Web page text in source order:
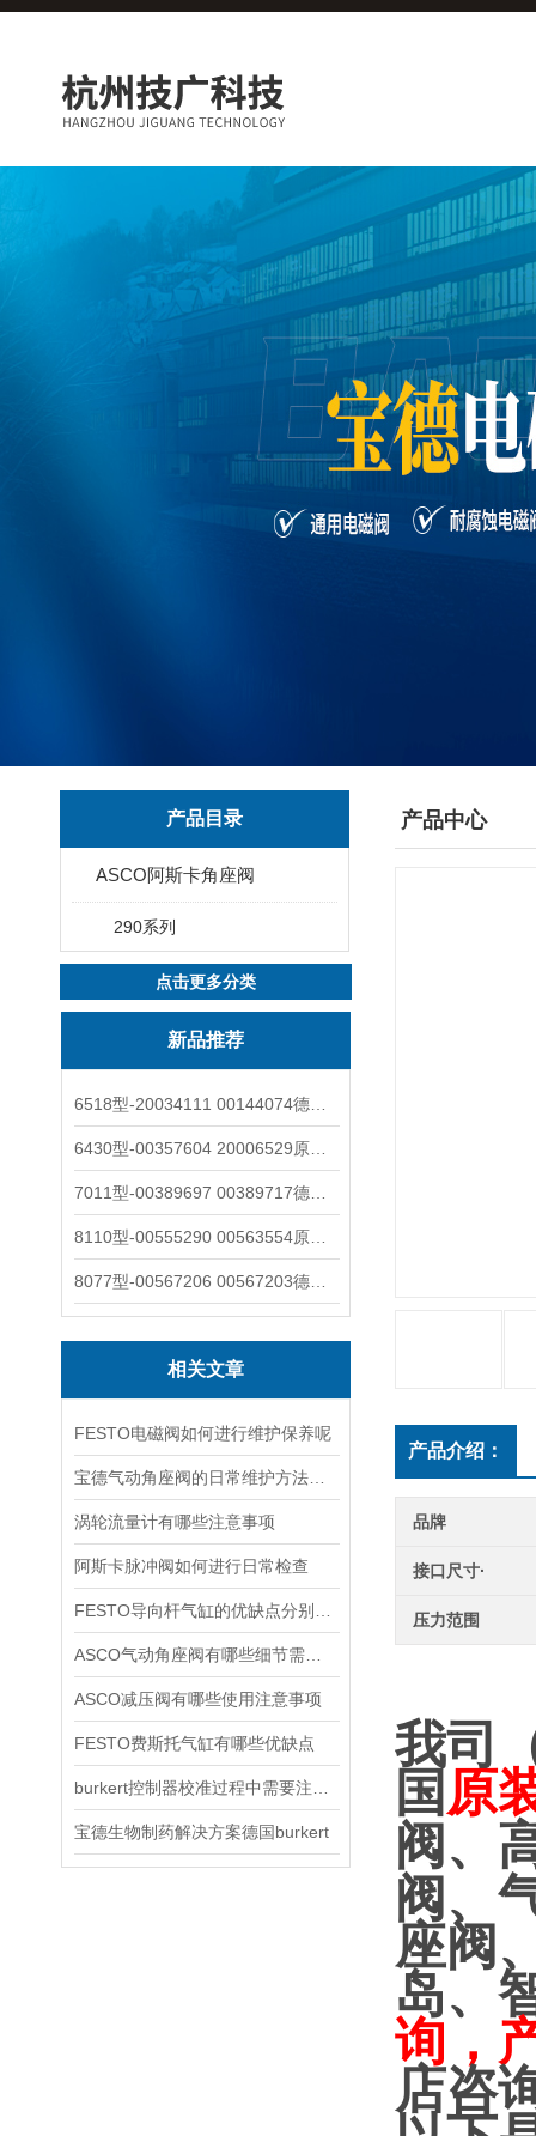
产品目录
ASCO阿斯卡角座阀
290系列
点击更多分类
新品推荐
相关文章
FESTO电磁阀如何进行维护保养呢
涡轮流量计有哪些注意事项
阿斯卡脉冲阀如何进行日常检查
ASCO减压阀有哪些使用注意事项
FESTO费斯托气缸有哪些优缺点
宝德生物制药解决方案德国burkert
产品中心
产品介绍：
品牌
接口尺寸·
压力范围
我司
国 原
阀、
阀、
座阀
岛、
询，
店咨